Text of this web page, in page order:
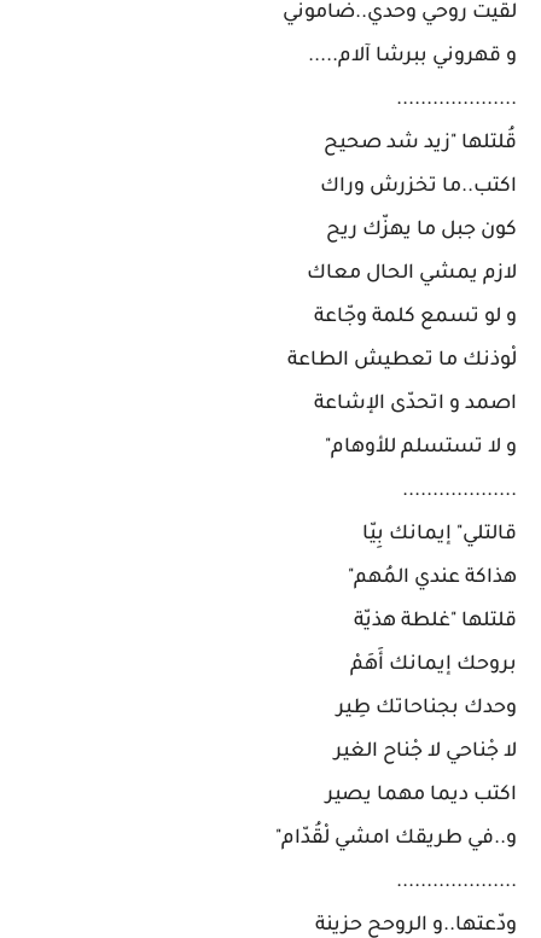
لقيت روحي وحدي..ضاموني
و قهروني ببرشا آلام.....
....................
قُلتلها "زيد شد صحيح
اكتب..ما تخزرش وراك
كون جبل ما يهزّك ريح
لازم يمشي الحال معاك
و لو تسمع كلمة وجّاعة
لْوذنك ما تعطيش الطاعة
اصمد و اتحدّى الإشاعة
و لا تستسلم للأوهام"
...................
قالتلي" إيمانك بِيّا
هذاكة عندي المُهم"
قلتلها "غلطة هذيّة
بروحك إيمانك أَهَمْ
وحدك بجناحاتك طِير
لا جْناحي لا جْناح الغير
اكتب ديما مهما يصير
و..في طريقك امشي لْقُدّام"
....................
ودّعتها..و الروحح حزينة